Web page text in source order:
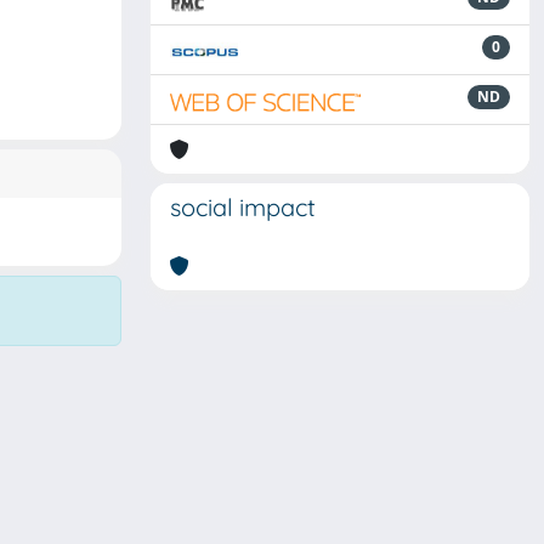
0
ND
social impact